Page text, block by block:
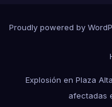
Proudly powered by
Explosión en Plaza
afectadas